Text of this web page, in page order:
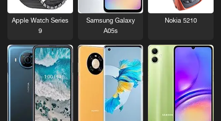
Nokia 5210
Samsung Galaxy
A05s
Apple Watch Series
9